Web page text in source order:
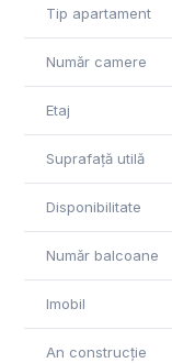
3 debarale
3 aparate de aer
2 lifturi; zona de la
nostru.
Tip apartament
Număr camere
Etaj
Suprafață utilă
Disponibilitate
Număr balcoane
Imobil
An construcție